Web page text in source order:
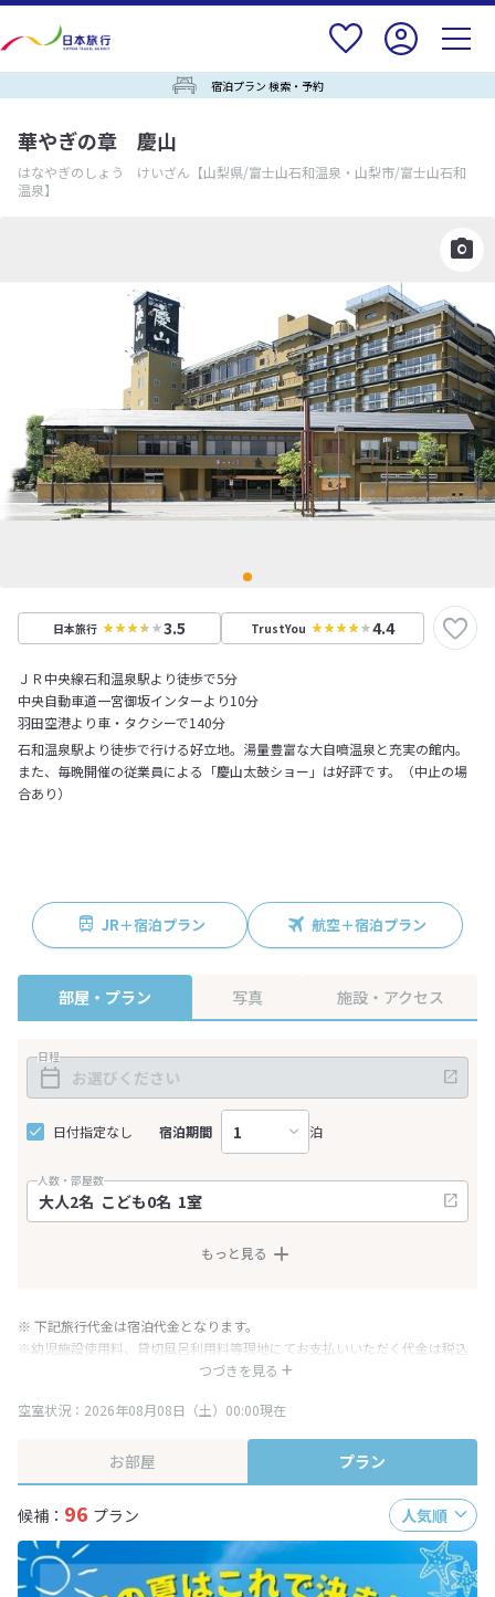
宿泊プラン 検索・予約
華やぎの章 慶山
はなやぎのしょう けいざん 【山梨県/富士山石和温泉・山梨市/富士山石和
温泉】
日本旅行 3.5 TrustYou 4.4
ＪＲ中央線石和温泉駅より徒歩で5分
中央自動車道一宮御坂インターより10分
羽田空港より車・タクシーで140分
石和温泉駅より徒歩で行ける好立地。湯量豊富な大自噴温泉と充実の館内。
また、毎晩開催の従業員による「慶山太鼓ショー」は好評です。（中止の場
合あり）
JR＋宿泊プラン 航空＋宿泊プラン
部屋・プラン 写真 施設・アクセス
日程
日付指定なし 宿泊期間 泊
人数・部屋数
もっと見る
つづきを見る
※ 下記旅行代金は宿泊代金となります。
※幼児施設使用料、貸切風呂利用料等現地にてお支払いいただく代金は税込
み表記となりますが、消費税増税に伴い代金が一部変更となる場合がござい
※表示されている旅行代金・プラン内容は一定時間ごとに更新されます。最
空室状況：2026年08月08日（土）00:00現在
お部屋 プラン
候補： 96 プラン 人気順